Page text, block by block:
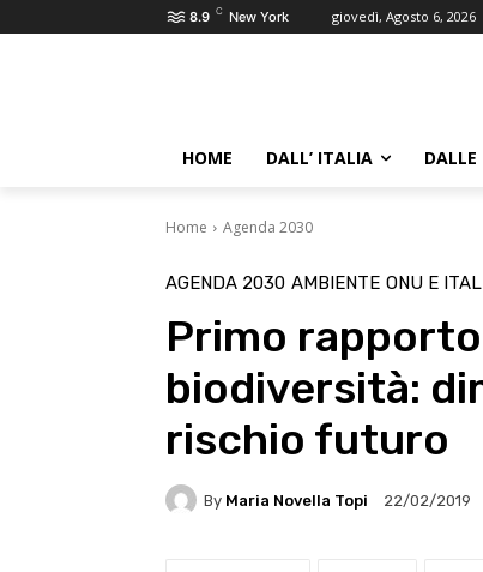
8.9 C New York giovedì, Agosto 6, 2026
HOME DALL’ ITALIA DALLE
Home Agenda 2030
AGENDA 2030 AMBIENTE ONU E
Primo
biodiversità:
rischio futuro
By Maria Novella Topi 22/02/2019